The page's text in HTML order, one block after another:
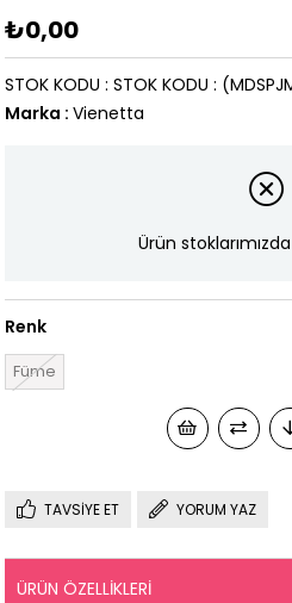
₺0,00
STOK KODU
STOK KODU
Marka : Vienetta
Ürün
Renk
Füme
TAVSIYE ET YORUM YAZ
ÜRÜN ÖZELLIKLERI